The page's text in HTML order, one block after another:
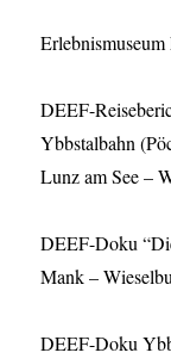
DEEF-
Ybbstalbahn
Lunz am See –
DEEF-Doku
Mank –
DEEF-Doku